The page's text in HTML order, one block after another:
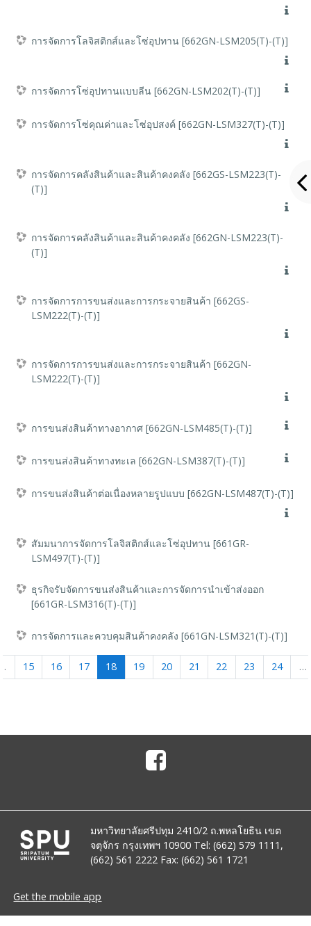
การจัดการโลจิสติกส์และโซ่อุปทาน [662GN-LSM205(T)-(T)]
การจัดการโซ่อุปทานแบบลีน [662GN-LSM202(T)-(T)]
การจัดการโซ่คุณค่าและโซ่อุปสงค์ [662GN-LSM327(T)-(T)]
การจัดการคลังสินค้าและสินค้าคงคลัง [662GS-LSM223(T)-
(T)]
การจัดการคลังสินค้าและสินค้าคงคลัง [662GN-LSM223(T)-
(T)]
การจัดการการขนส่งและการกระจายสินค้า [662GS-
LSM222(T)-(T)]
การจัดการการขนส่งและการกระจายสินค้า [662GN-
LSM222(T)-(T)]
การขนส่งสินค้าทางอากาศ [662GN-LSM485(T)-(T)]
การขนส่งสินค้าทางทะเล [662GN-LSM387(T)-(T)]
การขนส่งสินค้าต่อเนื่องหลายรูปแบบ [662GN-LSM487(T)-(T)]
สัมมนาการจัดการโลจิสติกส์และโซ่อุปทาน [661GR-
LSM497(T)-(T)]
ธุรกิจรับจัดการขนส่งสินค้าและการจัดการนำเข้าส่งออก
[661GR-LSM316(T)-(T)]
การจัดการและควบคุมสินค้าคงคลัง [661GN-LSM321(T)-(T)]
15 16 17 18(current)
19 20 21 22 23 24 …
มหาวิทยาลัยศรีปทุม 2410/2 ถ.พหลโยธิน เขต
จตุจักร กรุงเทพฯ 10900 Tel: (662) 579 1111,
(662) 561 2222 Fax: (662) 561 1721
Get the mobile app